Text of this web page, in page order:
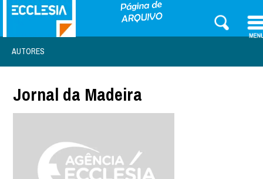
AUTORES
Jornal da Madeira